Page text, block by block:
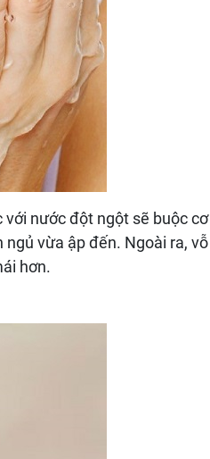
nước đột ngột sẽ buộc cơ
vừa ập đến. Ngoài ra, vỗ
hơn.